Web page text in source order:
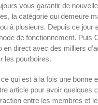
vous garantir de
la catégorie qui demeure
à plusieurs. Depuis ce jour
de fonctionnement. Puis
direct avec des milliers
les pourboires.
qui est à la fois une bonne
article pour avoir quelques
entre les membres et